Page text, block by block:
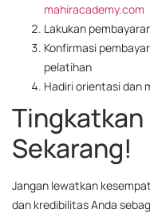
mahiracademy.com
Lakukan
Konfirmasi
pelatihan
Hadiri orientasi dan
Tingkatkan
Sekarang!
Jangan lewatkan
dan kredibilitas Anda